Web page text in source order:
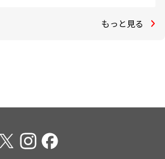
もっと見る